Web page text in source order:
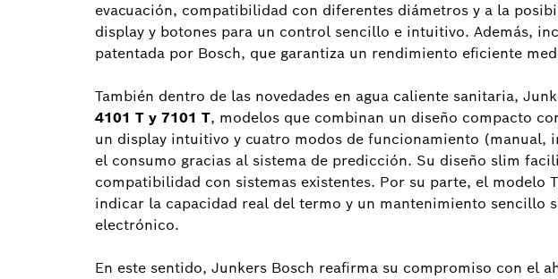
evacuación, compatibilidad con diferentes diámetros y a la
display y botones para un control sencillo e intuitivo. Además,
patentada por Bosch, que garantiza un rendimiento eficiente
También dentro de las novedades en agua caliente sanitaria,
4101 T y 7101 T, modelos que combinan un diseño compacto
un display intuitivo y cuatro modos de funcionamiento
el consumo gracias al sistema de predicción. Su diseño slim
compatibilidad con sistemas existentes. Por su parte, el
indicar la capacidad real del termo y un mantenimiento sencillo
electrónico.
En este sentido, Junkers Bosch reafirma su compromiso con el